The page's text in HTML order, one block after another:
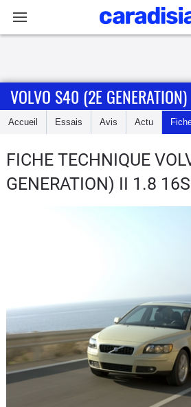
Accueil
Essais
Auto
Services
VOLVO S40 (2E GENERATION)
Accueil Essais Avis Actu
FICHE TECHNIQUE
GENERATION) II 1.8